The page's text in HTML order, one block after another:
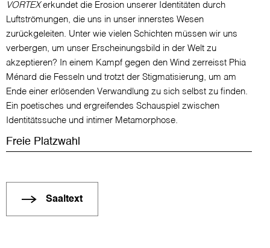
VORTEXerkundet die Erosion unserer Identitäten durch
Luftströmungen, die uns in unser innerstes Wesen
zurückgeleiten. Unter wie vielen Schichten müssen wir uns
verbergen, um unser Erscheinungsbild in der Welt zu
akzeptieren? In einem Kampf gegen den Wind zerreisst Phia
Ménard die Fesseln und trotzt der Stigmatisierung, um am
Ende einer erlösenden Verwandlung zu sich selbst zu finden.
Ein poetisches und ergreifendes Schauspiel zwischen
Identitätssuche und intimer Metamorphose.
Freie Platzwahl
Saaltext